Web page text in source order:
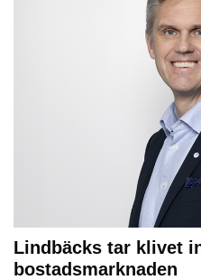
Lindbäcks tar klivet
bostadsmarknaden